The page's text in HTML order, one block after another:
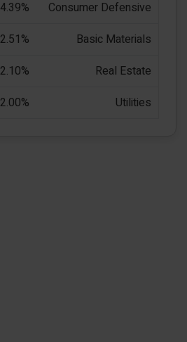
Consumer Defensive
4.39%
Basic Materials
2.51%
Real Estate
2.10%
Utilities
2.00%